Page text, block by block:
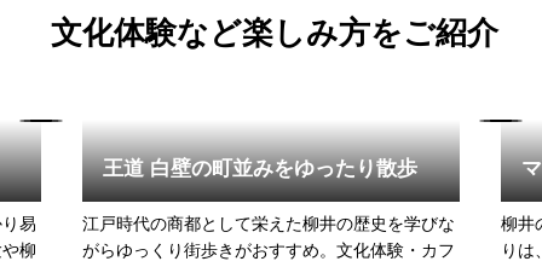
文化体験など楽しみ方をご紹介
易
柳
王道 白壁の町並みをゆったり散歩
江戸時代の商都として栄えた柳井の歴史を学びな
がらゆっくり街歩きがおすすめ。文化体験・カフ
柳井
りは